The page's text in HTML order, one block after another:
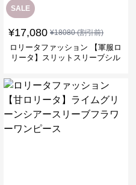
SALE
¥17,080 ¥18080(割引前)
ロリータファッション 【軍服ロ
リータ】スリットスリーブシル